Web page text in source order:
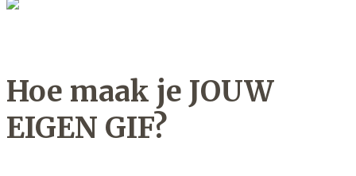
Hoe maak je JOUW
EIGEN GIF?